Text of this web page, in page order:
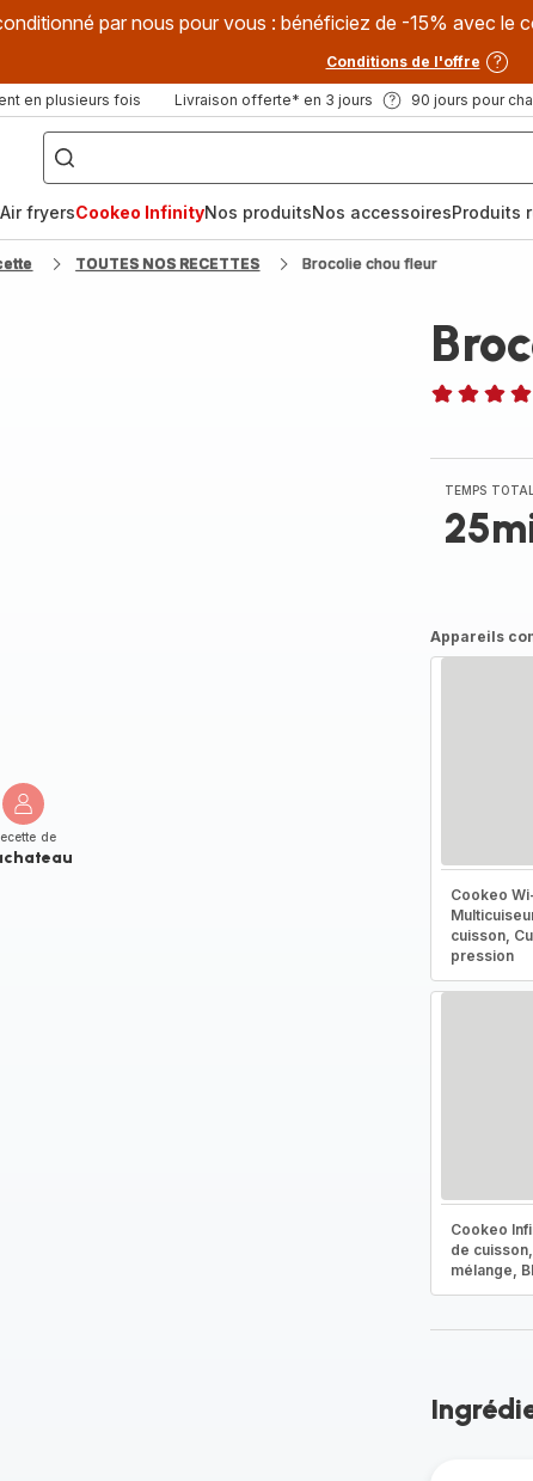
par nous pour vous : bénéficiez de -15% avec le
Conditions de l'offre
en plusieurs fois Livraison offerte* en 3 jours 90 jours pour
["Que
recherchez-
vous
?",
fryer",
"Companion"]
Air fryersCookeo InfinityNos produitsNos accessoiresProduits
TOUTES NOS RECETTES Brocolie chou fleur
de
TEMPS TOTAL
Appareils
Cookeo
cuisson,
pression
Cookeo
de
mélange,